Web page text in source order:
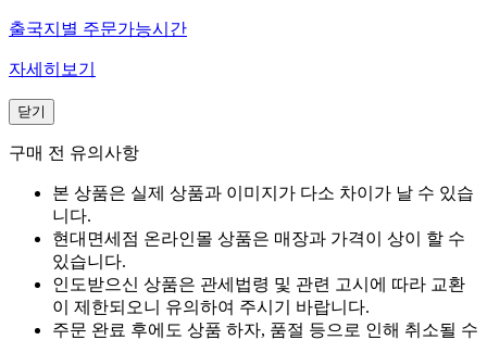
출국지별 주문가능시간
자세히보기
닫기
구매 전 유의사항
본 상품은 실제 상품과 이미지가 다소 차이가 날 수 있습
니다.
현대면세점 온라인몰 상품은 매장과 가격이 상이 할 수
있습니다.
인도받으신 상품은 관세법령 및 관련 고시에 따라 교환
이 제한되오니 유의하여 주시기 바랍니다.
주문 완료 후에도 상품 하자, 품절 등으로 인해 취소될 수